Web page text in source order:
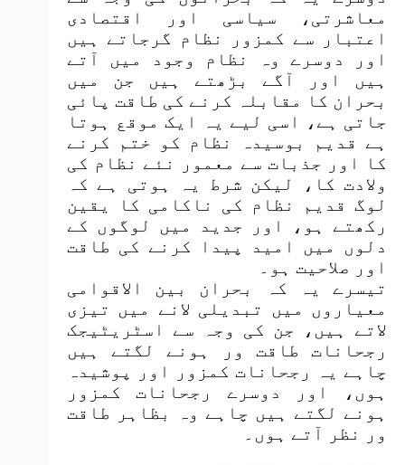
معاشرتی، سیاسی اور اقتصادی
اعتبار سے کمزور نظام گرجاتے ہیں
اور دوسرے وہ نظام وجود میں آتے
ہیں اور آگے بڑھتے ہیں جن میں
بحران کا مقابلہ کرنے کی طاقت پائی
جاتی ہے، اسی لیے یہ ایک موقع ہوتا
ہے قدیم بوسیدہ نظام کو ختم کرنے
کا اور جذبات سے معمور نئے نظام کی
ولادت کا، لیکن شرط یہ ہوتی ہے کہ
لوگ قدیم نظام کی ناکامی کا یقین
رکھتے ہو، اور جدید میں لوگوں کے
دلوں میں امید پیدا کرنے کی طاقت
اور صلاحیت ہو۔
تیسرے یہ کہ بحران بین الاقوامی
معیاروں میں تبدیلی لانے میں تیزی
لاتے ہیں، جن کی وجہ سے اسٹریٹیجک
رجحانات طاقت ور ہونے لگتے ہیں
چاہے یہ رجحانات کمزور اور پوشیدہ
ہوں، اور دوسرے رجحانات کمزور
ہونے لگتے ہیں چاہے وہ بظاہر طاقت
ور نظر آتے ہوں۔